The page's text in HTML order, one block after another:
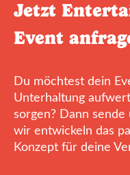
Jetzt
Event
Du möchtest dein
Unterhaltung
sorgen? Dann
wir entwickeln das
Konzept für deine